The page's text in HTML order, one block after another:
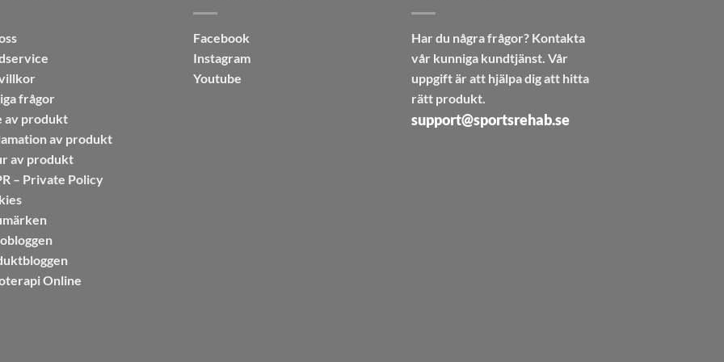
frågor
av produkt
av produkt
av produkt
– Private Policy
Online
Facebook
Instagram
Youtube
Har du några frågor? Kontakta
vår kunniga kundtjänst. Vår
uppgift är att hjälpa dig att hitta
rätt produkt.
support@sportsrehab.se